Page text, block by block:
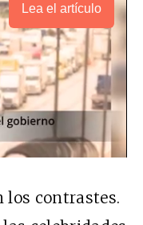
Lea el artículo
los contrastes.